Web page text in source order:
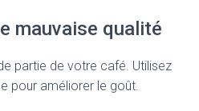
mauvaise qualité
partie de votre café. Utilisez
pour améliorer le goût.